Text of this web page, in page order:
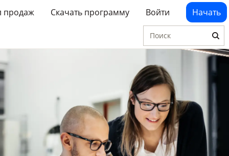
продаж Скачать программу Войти Начать
Поиск